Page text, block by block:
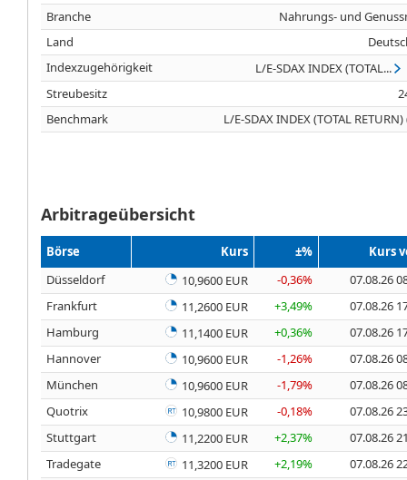
Branche
Nahrungs- und
Land
Indexzugehörigkeit
L/E-SDAX INDEX (TOTAL...
Streubesitz
Benchmark
L/E-SDAX INDEX (TOTAL RETURN)
Arbitrageübersicht
Börse Kurs ±%
Kurs
Düsseldorf
10,9600 EUR -0,36%
07.08.26
Frankfurt
11,2600 EUR +3,49%
07.08.26
Hamburg
11,1400 EUR +0,36%
07.08.26
Hannover
10,9600 EUR -1,26%
07.08.26
München
10,9600 EUR -1,79%
07.08.26
Quotrix
10,9800 EUR -0,18%
07.08.26
Stuttgart
11,2200 EUR +2,37%
07.08.26
Tradegate
11,3200 EUR +2,19%
07.08.26